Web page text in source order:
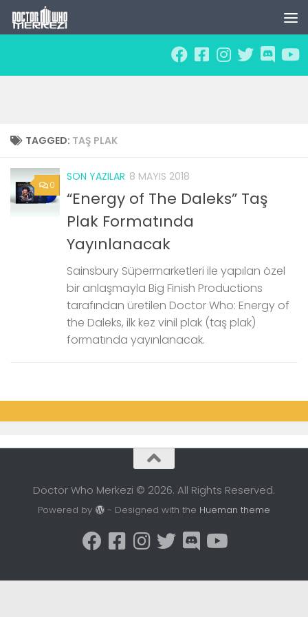
Skip to content
TAGGED: TAŞ PLAK
0
SON YAZILAR 8 MAYIS 2018
“Energy of The Daleks” Taş
Plak Formatında
Yayınlanacak
Sainsbury Süpermarketleri ile yapılan özel
bir anlaşmayla Big Finish Productions
tarafından üretilen Doctor Who: Energy of
the Daleks, ilk kez vinil plak (taş plak)
formatında yayınlanacak.
Doctor Who Merkezi © 2026. All Rights Reserved.
Powered by - Designed with the Hueman theme